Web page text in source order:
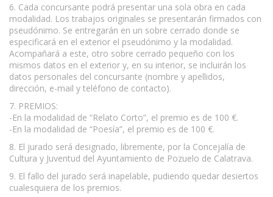
6. Cada concursante podrá presentar una sola obra en cada
modalidad. Los trabajos originales se presentarán firmados con
pseudónimo. Se entregarán en un sobre cerrado donde se
especificará en el exterior el pseudónimo y la modalidad.
Acompañará a este, otro sobre cerrado pequeño con los
mismos datos en el exterior y, en su interior, se incluirán los
datos personales del concursante (nombre y apellidos,
dirección, e-mail y teléfono de contacto).
7. PREMIOS:
-En la modalidad de “Relato Corto”, el premio es de 100 €.
-En la modalidad de “Poesía”, el premio es de 100 €.
8. El jurado será designado, libremente, por la Concejalía de
Cultura y Juventud del Ayuntamiento de Pozuelo de Calatrava.
9. El fallo del jurado será inapelable, pudiendo quedar desiertos
cualesquiera de los premios.